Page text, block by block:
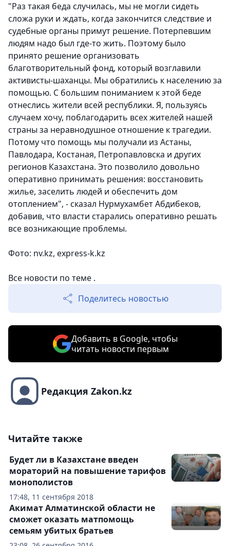
"Раз такая беда случилась, мы не могли сидеть
сложа руки и ждать, когда закончится следствие и
судебные органы примут решение. Потерпевшим
людям надо был где-то жить. Поэтому было
принято решение организовать
благотворительный фонд, который возглавили
активисты-шаханцы. Мы обратились к населению за
помощью. С большим пониманием к этой беде
отнеслись жители всей республики. Я, пользуясь
случаем хочу, поблагодарить всех жителей нашей
страны за неравнодушное отношение к трагедии.
Потому что помощь мы получали из Астаны,
Павлодара, Костаная, Петропавловска и других
регионов Казахстана. Это позволило довольно
оперативно принимать решения: восстановить
жилье, заселить людей и обеспечить дом
отоплением", - сказал Нурмухамбет Абдибеков,
добавив, что власти старались оперативно решать
все возникающие проблемы.
Фото: nv.kz, express-k.kz
Все новости по теме .
Поделитесь новостью
Добавить в Google, чтобы
читать новости первым
Редакция Zakon.kz
Читайте также
17:48, 11 сентября 2018
Будет ли в Казахстане введен
мораторий на повышение тарифов
монополистов
Акимат Алматинской области не
сможет оказать матпомощь
семьям убитых братьев